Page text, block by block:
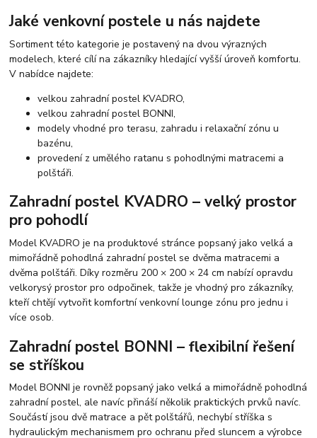
Jaké venkovní postele u nás najdete
Sortiment této kategorie je postavený na dvou výrazných
modelech, které cílí na zákazníky hledající vyšší úroveň komfortu.
V nabídce najdete:
velkou zahradní postel KVADRO,
velkou zahradní postel BONNI,
modely vhodné pro terasu, zahradu i relaxační zónu u
bazénu,
provedení z umělého ratanu s pohodlnými matracemi a
polštáři.
Zahradní postel KVADRO – velký prostor
pro pohodlí
Model KVADRO je na produktové stránce popsaný jako velká a
mimořádně pohodlná zahradní postel se dvěma matracemi a
dvěma polštáři. Díky rozměru 200 × 200 × 24 cm nabízí opravdu
velkorysý prostor pro odpočinek, takže je vhodný pro zákazníky,
kteří chtějí vytvořit komfortní venkovní lounge zónu pro jednu i
více osob.
Zahradní postel BONNI – flexibilní řešení
se stříškou
Model BONNI je rovněž popsaný jako velká a mimořádně pohodlná
zahradní postel, ale navíc přináší několik praktických prvků navíc.
Součástí jsou dvě matrace a pět polštářů, nechybí stříška s
hydraulickým mechanismem pro ochranu před sluncem a výrobce